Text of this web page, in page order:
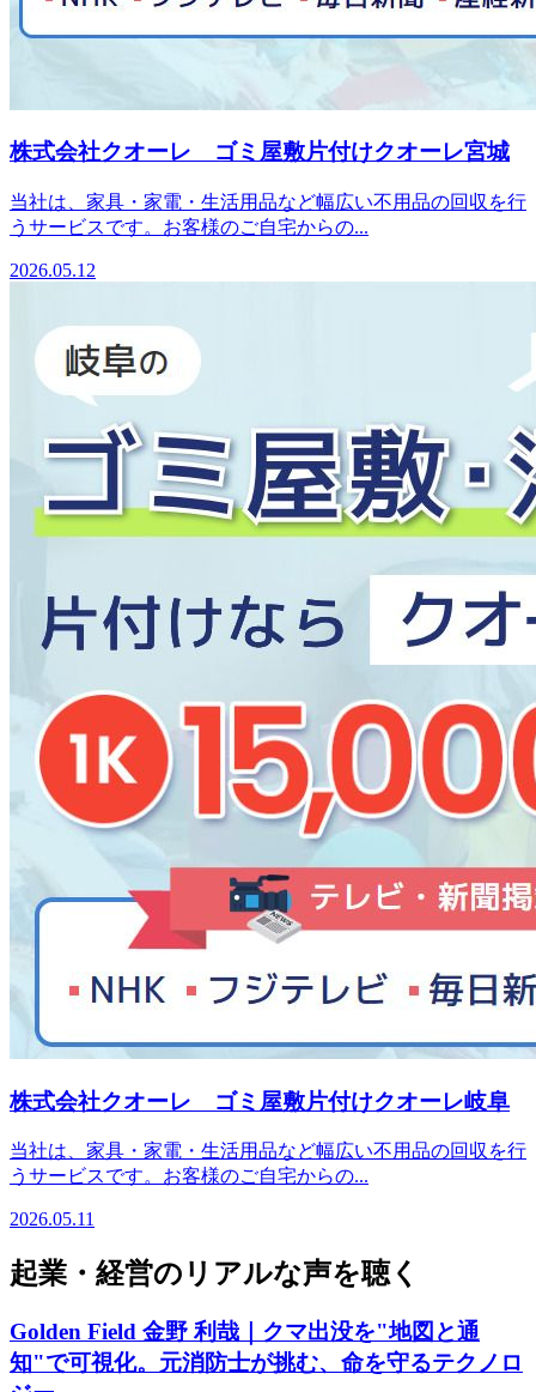
株式会社クオーレ ゴミ屋敷片付けクオーレ宮城
当社は、家具・家電・生活用品など幅広い不用品の回収を行
うサービスです。お客様のご自宅からの...
2026.05.12
株式会社クオーレ ゴミ屋敷片付けクオーレ岐阜
当社は、家具・家電・生活用品など幅広い不用品の回収を行
うサービスです。お客様のご自宅からの...
2026.05.11
起業・経営のリアルな声を聴く
Golden Field 金野 利哉｜クマ出没を"地図と通
知"で可視化。元消防士が挑む、命を守るテクノロ